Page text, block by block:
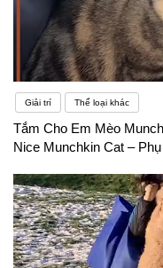
Giải trí Thể loại khác
Tắm Cho Em Mèo
Nice Munchkin Cat –